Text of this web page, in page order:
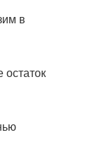
в
остаток